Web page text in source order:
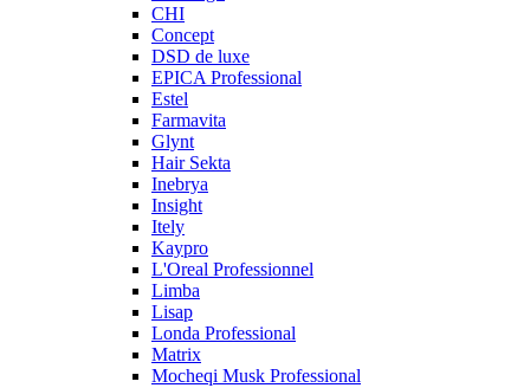
CHI
Concept
DSD de luxe
EPICA Professional
Estel
Farmavita
Glynt
Hair Sekta
Inebrya
Insight
Itely
Kaypro
L'Oreal Professionnel
Limba
Lisap
Londa Professional
Matrix
Mocheqi Musk Professional